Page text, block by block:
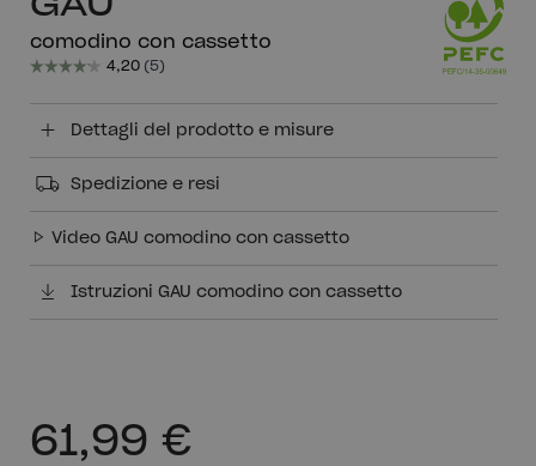
comodino con cassetto
61,99 €
Dettagli del prodotto e misure
Spedizione e resi
Video GAU comodino con cassetto
Istruzioni GAU comodino con cassetto